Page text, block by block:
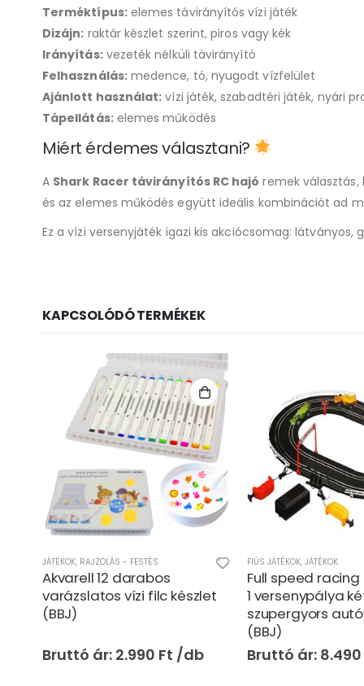
Terméktípus:elemes távirányítós vízi játék
Dizájn: raktár készlet szerint, piros vagy kék
Irányítás:vezeték nélküli távirányító
Felhasználás:medence, tó, nyugodt vízfelület
Ajánlott használat: vízi játék, szabadtéri játék, nyári
Tápellátás:elemes működés
Miért érdemes választani?
A Shark Racer távirányítós RC hajó remek választás,
és az elemes működés együtt ideális kombinációt ad
Ez a vízi versenyjáték igazi kis akciócsomag:
KAPCSOLÓDÓ TERMÉKEK
TV-JÁTÉK - ONLINE JÁTÉK
JÁTÉKOK, RAJZOLÁS - FESTÉS
Akvarell 12 darabos
varázslatos vízi filc készlet
(BBJ)
2.990 Ft
FIÚS JÁTÉKOK, JÁTÉKOK
Full speed
1 versenypálya
szupergyors
(BBJ)
8.490